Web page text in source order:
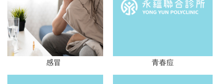
感冒 青春痘